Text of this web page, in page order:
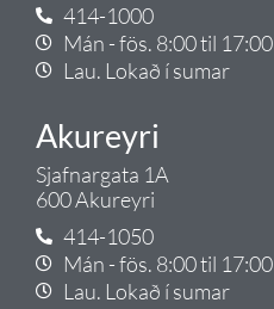
414-1000
Mán - fös. 8:00 til 17:00
Lau. Lokað í sumar
Akureyri
Sjafnargata 1A
600 Akureyri
414-1050
Mán - fös. 8:00 til 17:00
Lau. Lokað í sumar